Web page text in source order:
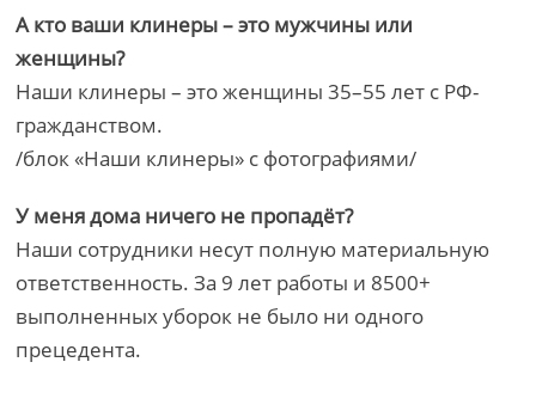
А кто ваши клинеры – это мужчины или
женщины?
Наши клинеры – это женщины 35–55 лет с РФ-
гражданством.
/блок «Наши клинеры» с фотографиями/
У меня дома ничего не пропадёт?
Наши сотрудники несут полную материальную
ответственность. За 9 лет работы и 8500+
выполненных уборок не было ни одного
прецедента.